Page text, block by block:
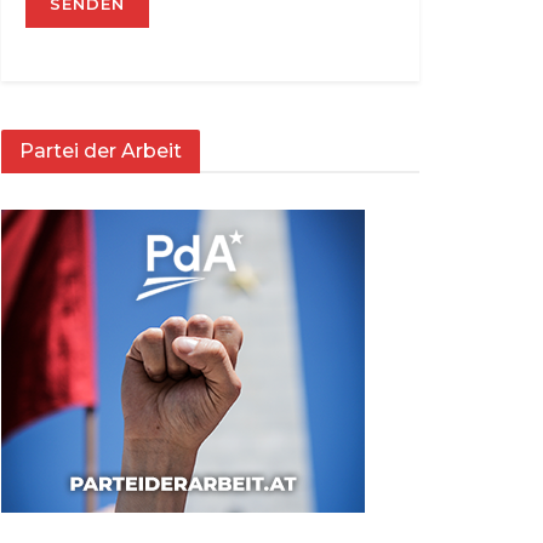
Partei der Arbeit